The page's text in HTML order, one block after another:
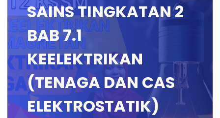
SAINS TINGKATAN 2
BAB 7.1
KEELEKTRIKAN
(TENAGA DAN CAS
ELEKTROSTATIK)